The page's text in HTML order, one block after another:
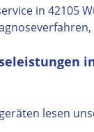
in 42105
lesen